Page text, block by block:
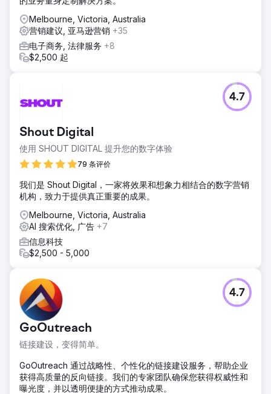
Melbourne, Victoria, Australia
营销建议, 亚马逊营销 +35
电子商务, 法律服务 +8
$2,500 起
Shout Digital
使用 SHOUT DIGITAL 提升您的数字体验
79 条评价
4.7
我们是 Shout Digital，一家将效果和想象力相结合的数字营销
机构，致力于提供真正重要的成果。
Melbourne, Victoria, Australia
AI 搜索优化, 广告 +7
信息科技
$2,500 - 5,000
GoOutreach
链接建设，变得简单。
4.7
GoOutreach 通过战略性、个性化的链接建设服务，帮助企业
获得高质量的反向链接。我们的专家团队确保您获得权威性和
曝光度，并以透明便捷的方式推动成果。